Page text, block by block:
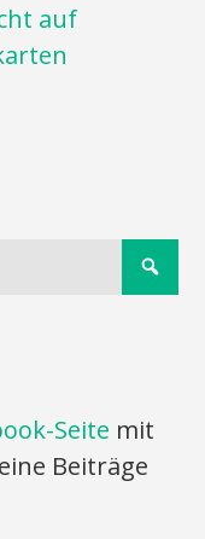
auf
Seite mit
Beiträge